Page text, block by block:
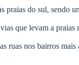
praias do sul, sendo
que levam a
ruas nos bairros